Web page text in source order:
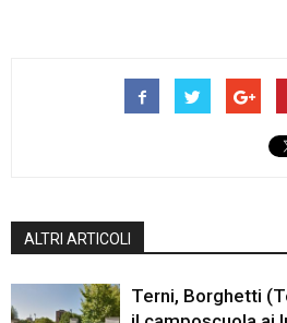
ALTRI ARTICOLI
Terni, Borghetti